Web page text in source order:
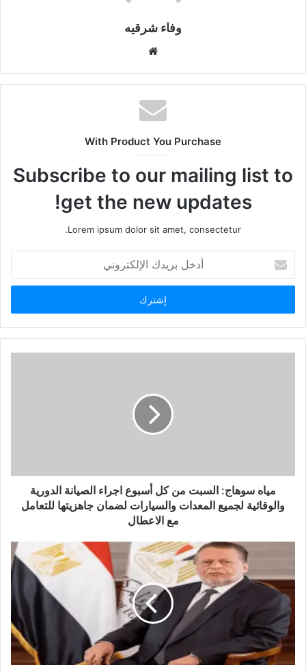
وفاء شرقيه
With Product You Purchase
Subscribe to our mailing list to
get the new updates!
Lorem ipsum dolor sit amet, consectetur.
بريدك
الإلكتروني
مياه سوهاج: السبت من كل أسبوع اجراء الصيانة الدورية
والوقائية لجميع المعدات والسيارات لضمان جاهزيتها للتعامل
مع الاعطال